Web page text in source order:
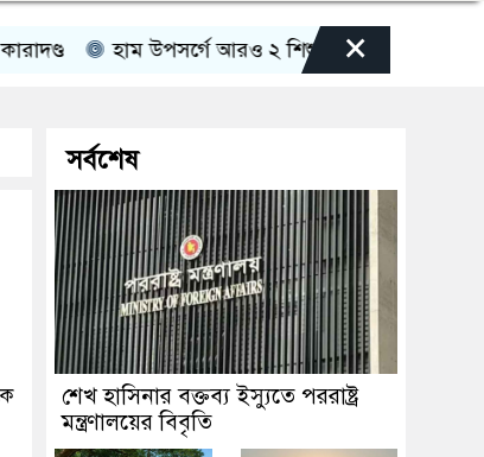
হাম উপসর্গে আরও ২ শিশুর মৃত্যু ‎বাগেরহাটে
×
সর্বশেষ
শেখ হাসিনার বক্তব্য ইস্যুতে পররাষ্ট্র
মন্ত্রণালয়ের বিবৃতি